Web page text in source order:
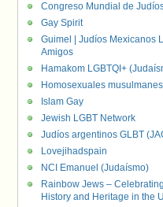
Congreso Mundial de
Gay Spirit
Guimel | Judíos Mexicanos
Amigos
Hamakom LGBTQI+
Homosexuales
Islam Gay
Jewish LGBT Network
Judíos argentinos GLBT
Lovejihadspain
NCI Emanuel (Judaísmo)
Rainbow Jews –
History and Heritage in the